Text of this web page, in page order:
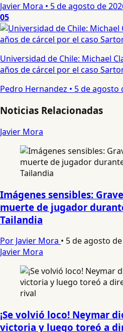
Javier Mora • 5 de agosto de
05
Universidad de Chile: Michael
años de cárcel por el caso
Pedro Hernandez • 5 de agosto
Noticias Relacionadas
Javier Mora
Imágenes sensibles:
muerte de jugador
Tailandia
Por Javier Mora • 5 de agosto
Javier Mora
¡Se volvió loco! Neymar
victoria y luego toreó a